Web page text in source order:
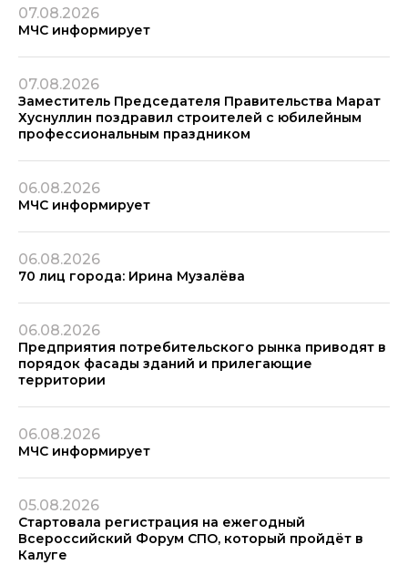
07.08.2026
МЧС информирует
07.08.2026
Заместитель Председателя Правительства Марат
Хуснуллин поздравил строителей с юбилейным
профессиональным праздником
06.08.2026
МЧС информирует
06.08.2026
70 лиц города: Ирина Музалёва
06.08.2026
Предприятия потребительского рынка приводят в
порядок фасады зданий и прилегающие
территории
06.08.2026
МЧС информирует
05.08.2026
Стартовала регистрация на ежегодный
Всероссийский Форум СПО, который пройдёт в
Калуге